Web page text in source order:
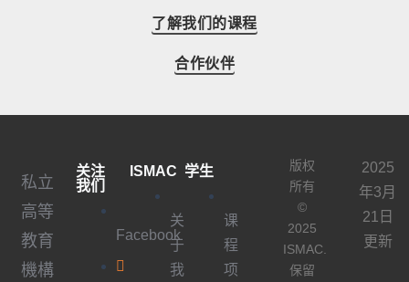
了解我们的课程
合作伙伴
私立
高等
教育
機構
关注
我们
Facebook
ISMAC
关
于
我
学生
课
程
项
版权
所有
©
2025
ISMAC.
保留
2025
年3月
21日
更新